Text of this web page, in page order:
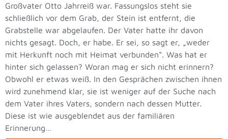
Großvater Otto Jahrreiß war. Fassungslos steht sie
schließlich vor dem Grab, der Stein ist entfernt, die
Grabstelle war abgelaufen. Der Vater hatte ihr davon
nichts gesagt. Doch, er habe. Er sei, so sagt er, „weder
mit Herkunft noch mit Heimat verbunden“. Was hat er
hinter sich gelassen? Woran mag er sich nicht erinnern?
Obwohl er etwas weiß. In den Gesprächen zwischen ihnen
wird zunehmend klar, sie ist weniger auf der Suche nach
dem Vater ihres Vaters, sondern nach dessen Mutter.
Diese ist wie ausgeblendet aus der familiären
Erinnerung…